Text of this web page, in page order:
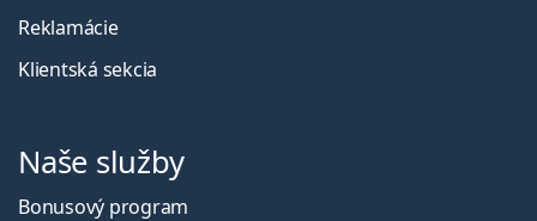
Reklamácie
Klientská sekcia
Naše služby
Bonusový program